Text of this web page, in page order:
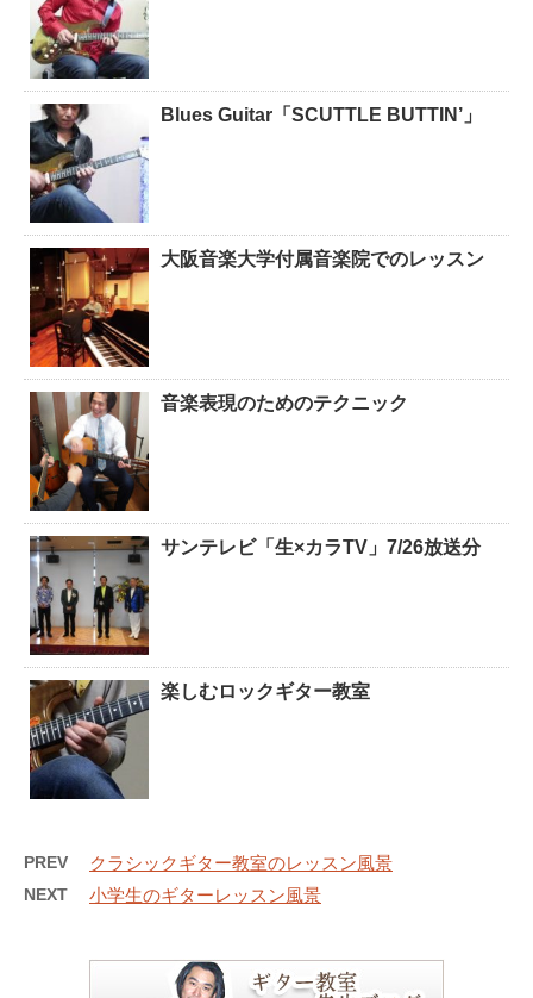
Blues Guitar「SCUTTLE BUTTIN’」
大阪音楽大学付属音楽院でのレッスン
音楽表現のためのテクニック
サンテレビ「生×カラTV」7/26放送分
楽しむロックギター教室
PREV クラシックギター教室のレッスン風景
NEXT 小学生のギターレッスン風景